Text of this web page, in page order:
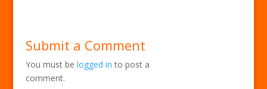
Submit a Comment
You must be logged in to post a
comment.